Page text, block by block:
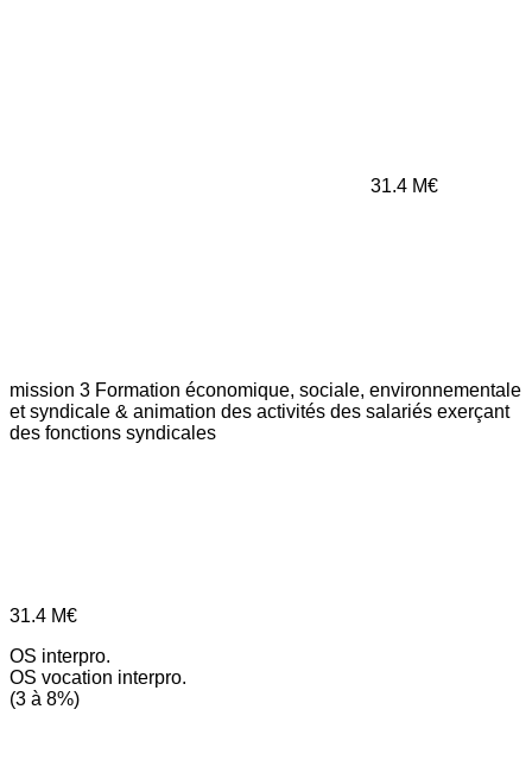
31.4 M€
mission 3 Formation économique, sociale, environnementale
et syndicale & animation des activités des salariés exerçant
des fonctions syndicales
31.4 M€
OS interpro.
OS vocation interpro.
(3 à 8%)